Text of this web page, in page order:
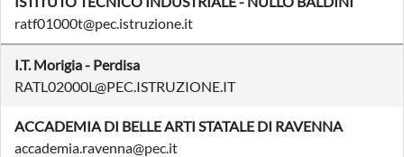
ratf01000t@pec.istruzione.it
I.T. Morigia - Perdisa
RATL02000L@PEC.ISTRUZIONE.IT
ACCADEMIA DI BELLE ARTI STATALE DI RAVENNA
accademia.ravenna@pec.it